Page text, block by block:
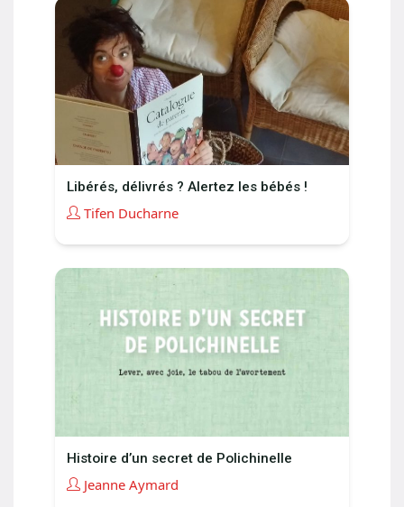
Libérés, délivrés ? Alertez les bébés !
Tifen Ducharne
Histoire d’un secret de Polichinelle
Jeanne Aymard